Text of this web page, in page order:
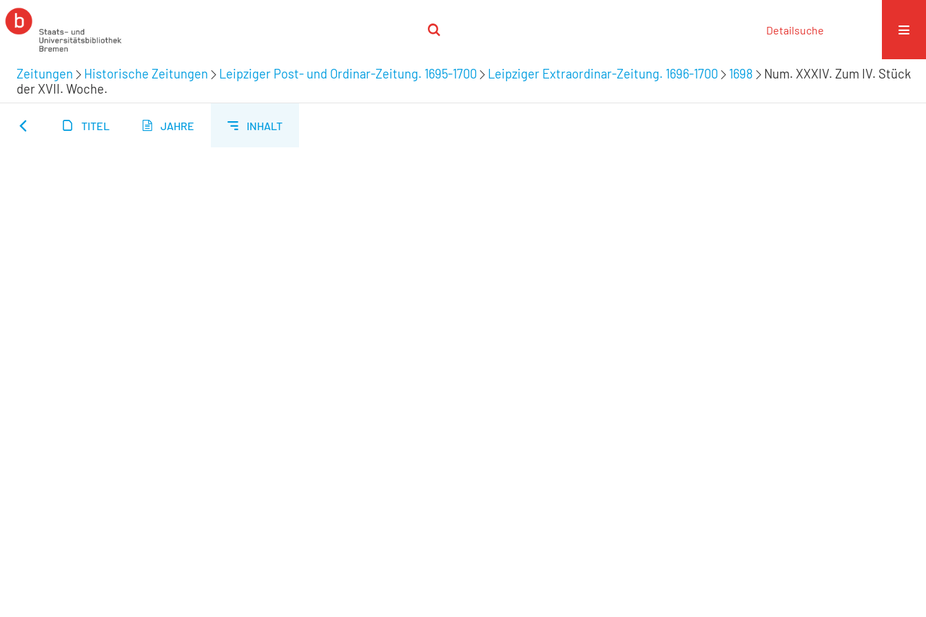
Detailsuche
Zeitungen Historische Zeitungen Leipziger Post- und Ordinar-Zeitung. 1695-1700 Leipziger Extraordinar-Zeitung. 1696-1700 1698
Num. XXXIV. Zum IV. Stück
der XVII. Woche.
TITEL JAHRE INHALT